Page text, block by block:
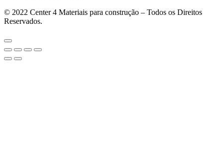
© 2022 Center 4 Materiais para construção – Todos os Direitos
Reservados.